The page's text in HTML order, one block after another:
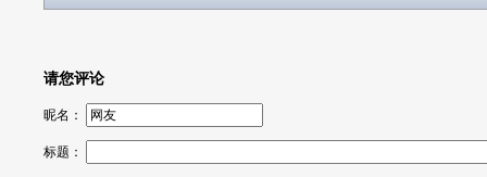
请您评论
昵名：
标题：